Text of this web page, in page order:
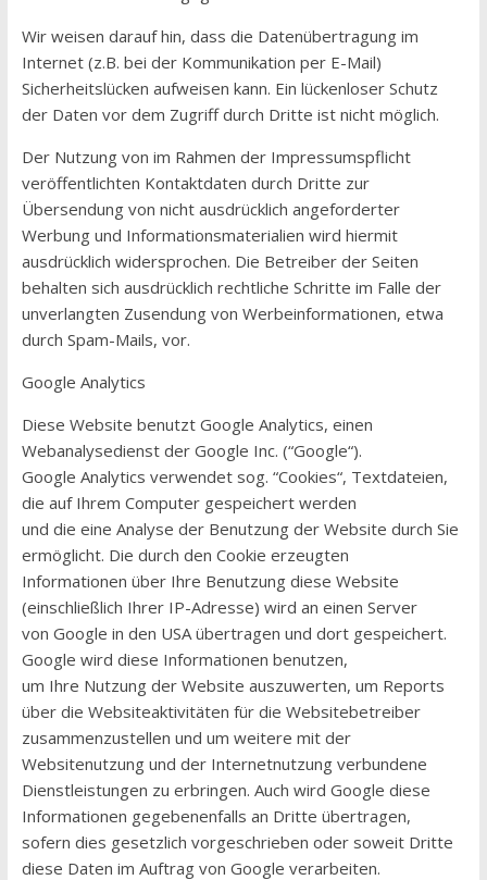
Wir weisen darauf hin, dass die Datenübertragung im
Internet (z.B. bei der Kommunikation per E-Mail)
Sicherheitslücken aufweisen kann. Ein lückenloser Schutz
der Daten vor dem Zugriff durch Dritte ist nicht möglich.
Der Nutzung von im Rahmen der Impressumspflicht
veröffentlichten Kontaktdaten durch Dritte zur
Übersendung von nicht ausdrücklich angeforderter
Werbung und Informationsmaterialien wird hiermit
ausdrücklich widersprochen. Die Betreiber der Seiten
behalten sich ausdrücklich rechtliche Schritte im Falle der
unverlangten Zusendung von Werbeinformationen, etwa
durch Spam-Mails, vor.
Google Analytics
Diese Website benutzt Google Analytics, einen
Webanalysedienst der Google Inc. (“Google“).
Google Analytics verwendet sog. “Cookies“, Textdateien,
die auf Ihrem Computer gespeichert werden
und die eine Analyse der Benutzung der Website durch Sie
ermöglicht. Die durch den Cookie erzeugten
Informationen über Ihre Benutzung diese Website
(einschließlich Ihrer IP-Adresse) wird an einen Server
von Google in den USA übertragen und dort gespeichert.
Google wird diese Informationen benutzen,
um Ihre Nutzung der Website auszuwerten, um Reports
über die Websiteaktivitäten für die Websitebetreiber
zusammenzustellen und um weitere mit der
Websitenutzung und der Internetnutzung verbundene
Dienstleistungen zu erbringen. Auch wird Google diese
Informationen gegebenenfalls an Dritte übertragen,
sofern dies gesetzlich vorgeschrieben oder soweit Dritte
diese Daten im Auftrag von Google verarbeiten.